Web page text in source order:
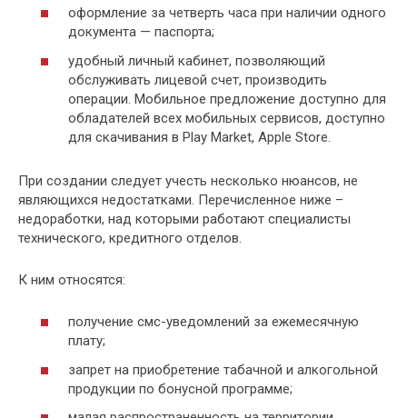
оформление за четверть часа при наличии одного
документа — паспорта;
удобный личный кабинет, позволяющий
обслуживать лицевой счет, производить
операции. Мобильное предложение доступно для
обладателей всех мобильных сервисов, доступно
для скачивания в Play Market, Apple Store.
При создании следует учесть несколько нюансов, не
являющихся недостатками. Перечисленное ниже –
недоработки, над которыми работают специалисты
технического, кредитного отделов.
К ним относятся:
получение смс-уведомлений за ежемесячную
плату;
запрет на приобретение табачной и алкогольной
продукции по бонусной программе;